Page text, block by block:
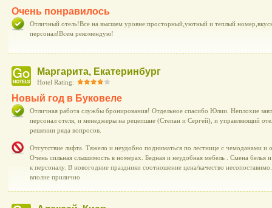
Очень понравилось
Отличный отель!Все на высшем уровне:просторный,уютный и теплый
персонал!Всем рекомендую!
Маргарита, Екатеринбург
Hotel Rating:
Новый год в Буковеле
Отличная работа службы бронирования! Отдельное спасибо Юлии. Неплохие
персонал отеля, и менеджеры на рецепшне (Степан и Сергей), и управляющий
решении ряда вопросов.
Отсутствие лифта. Тяжело и неудобно подниматься по лестнице с чемоданами и
Очень сильная слышимость в номерах. Бедная и неудобная мебель . Смена белья
к персоналу. В новогодние праздники соотношение цена/качество
вполне прилично